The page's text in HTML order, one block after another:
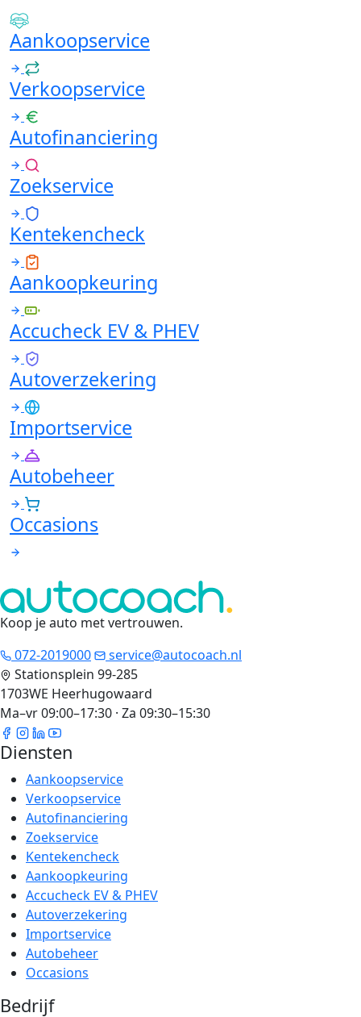
Aankoopservice
Verkoopservice
Autofinanciering
Zoekservice
Kentekencheck
Aankoopkeuring
Accucheck EV & PHEV
Autoverzekering
Importservice
Autobeheer
Occasions
Koop je auto met vertrouwen.
072-2019000
service@autocoach.nl
Stationsplein 99-285
1703WE Heerhugowaard
Ma–vr 09:00–17:30 · Za 09:30–15:30
Diensten
Aankoopservice
Verkoopservice
Autofinanciering
Zoekservice
Kentekencheck
Aankoopkeuring
Accucheck EV & PHEV
Autoverzekering
Importservice
Autobeheer
Occasions
Bedrijf